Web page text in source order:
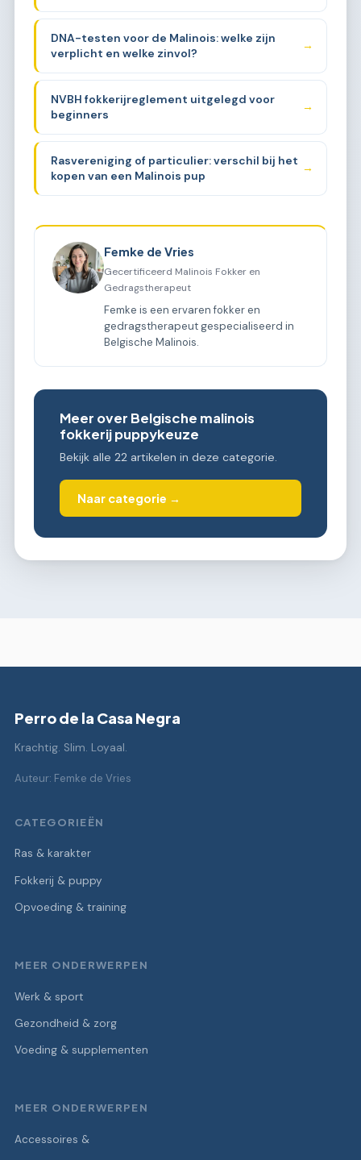
DNA-testen voor de Malinois: welke zijn
verplicht en welke zinvol?
→
NVBH fokkerijreglement uitgelegd voor
beginners
→
Rasvereniging of particulier: verschil bij het
kopen van een Malinois pup
→
Femke de Vries
Gecertificeerd Malinois Fokker en
Gedragstherapeut
Femke is een ervaren fokker en
gedragstherapeut gespecialiseerd in
Belgische Malinois.
Meer over Belgische malinois
fokkerij puppykeuze
Bekijk alle 22 artikelen in deze categorie.
Naar categorie →
Perro de la Casa Negra
Krachtig. Slim. Loyaal.
Auteur: Femke de Vries
CATEGORIEËN
Ras & karakter
Fokkerij & puppy
Opvoeding & training
MEER ONDERWERPEN
Werk & sport
Gezondheid & zorg
Voeding & supplementen
MEER ONDERWERPEN
Accessoires &